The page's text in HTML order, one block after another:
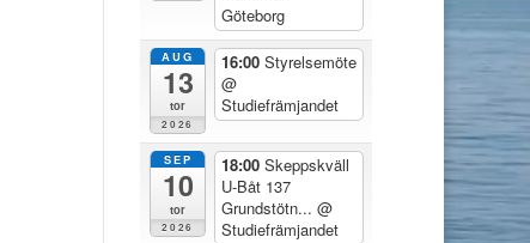
Göteborg
AUG
13
tor
2026
16:00Styrelsemöte
@
Studiefrämjandet
SEP
10
tor
2026
18:00Skeppskväll
U-Båt 137
Grundstötn...@
Studiefrämjandet